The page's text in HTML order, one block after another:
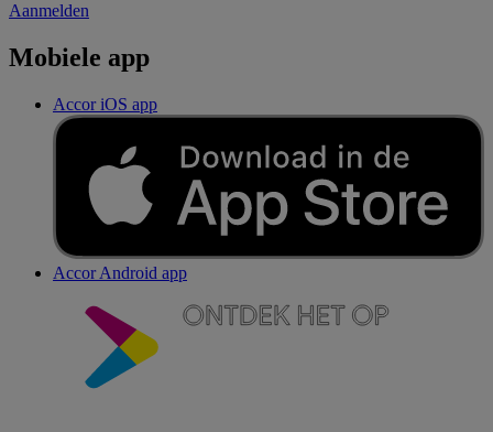
Aanmelden
Mobiele app
Accor iOS app
Accor Android app